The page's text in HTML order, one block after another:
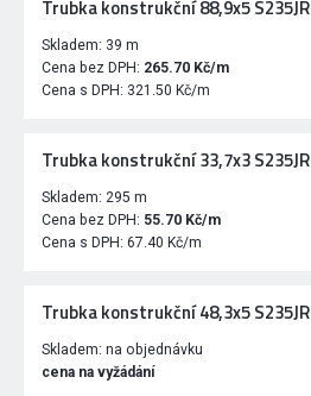
Trubka konstrukční 88,9x5 S235JR
Skladem: 39 m
Cena bez DPH: 265.70 Kč/m
Cena s DPH: 321.50 Kč/m
Trubka konstrukční 33,7x3 S235JR
Skladem: 295 m
Cena bez DPH: 55.70 Kč/m
Cena s DPH: 67.40 Kč/m
Trubka konstrukční 48,3x5 S235JR
Skladem: na objednávku
cena na vyžádání